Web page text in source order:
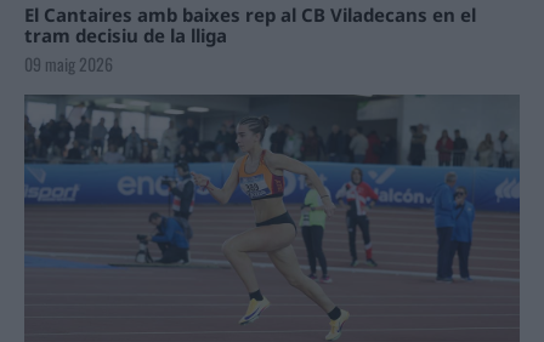
El Cantaires amb baixes rep al CB Viladecans en el
tram decisiu de la lliga
09 maig 2026